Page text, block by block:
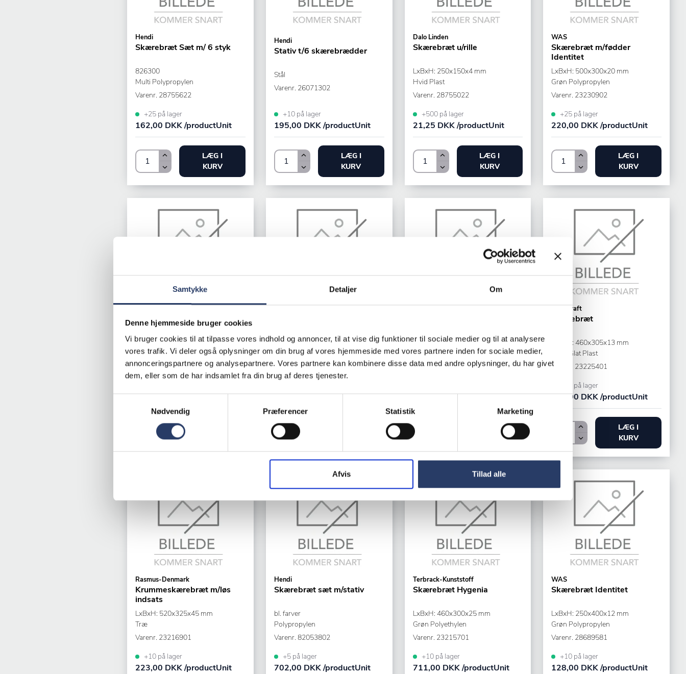
Samtykke Detaljer Om
Denne hjemmeside bruger cookies
Vi bruger cookies til at tilpasse vores indhold og annoncer, til at vise dig funktioner til sociale medier og til at analysere
vores trafik. Vi deler også oplysninger om din brug af vores hjemmeside med vores partnere inden for sociale medier,
annonceringspartnere og analysepartnere. Vores partnere kan kombinere disse data med andre oplysninger, du har givet
dem, eller som de har indsamlet fra din brug af deres tjenester.
Nødvendig
Præferencer Statistik Marketing
Afvis Tillad alle
Hendi
Skærebræt Sæt m/ 6 styk
826300
Multi Polypropylen
Varenr. 28755622
+25 på lager
162,00 DKK /productUnit
LÆG I
KURV
Hendi
Stativ t/6 skærebrædder
Stål
Varenr. 26071302
+10 på lager
195,00 DKK /productUnit
LÆG I
KURV
Dalo Linden
Skærebræt u/rille
LxBxH: 250x150x4 mm
Hvid Plast
Varenr. 28755022
+500 på lager
21,25 DKK /productUnit
LÆG I
KURV
WAS
Skærebræt m/fødder
Identitet
LxBxH: 500x300x20 mm
Grøn Polypropylen
Varenr. 23230902
+25 på lager
220,00 DKK /productUnit
LÆG I
KURV
Skærebræt
LxBxH: 350x250x11 mm
Rød LDPE
Varenr.14308001
74,25 DKK /productUnit
LxBxH: 500x300x20 mm
Rød Polypropylen
Varenr.23230602
220,00 DKK /productUnit
LxBxH: 600x400x20 mm
Hvid Polypropylen
Varenr.23216201
410,00 DKK /productUnit
Tablecraft
Skærebræt
LxBxH: 460x305x13 mm
Grøn Glat Plast
Varenr. 23225401
+50 på lager
195,00 DKK /productUnit
LÆG I
KURV
Rasmus-Denmark
Krummeskærebræt m/løs
indsats
LxBxH: 520x325x45 mm
Træ
Varenr. 23216901
+10 på lager
223,00 DKK /productUnit
Hendi
Skærebræt sæt m/stativ
bl. farver
Polypropylen
Varenr. 82053802
+5 på lager
702,00 DKK /productUnit
Terbrack-Kunststoff
Skærebræt Hygenia
LxBxH: 460x300x25 mm
Grøn Polyethylen
Varenr. 23215701
+10 på lager
711,00 DKK /productUnit
WAS
Skærebræt Identitet
LxBxH: 250x400x12 mm
Grøn Polypropylen
Varenr. 28689581
+10 på lager
128,00 DKK /productUnit